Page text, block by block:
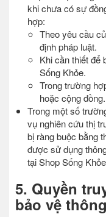
khi chưa có sự
hợp:
Theo yêu cầu
định pháp luật.
Khi cần thiết để
Sống Khỏe.
Trong trường
hoặc cộng đồng.
Trong một số
vụ nghiên cứu thị
bị ràng buộc bằng
được sử dụng
tại Shop Sống
5. Quyền
bảo vệ